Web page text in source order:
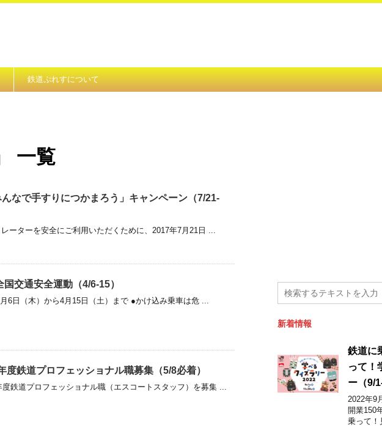
鉄道ぷれすについて
一覧
なで手すりにつかまろう」キャンペーン（7/21-
ーターを安全にご利用いただくために、2017年7月21日 ...
交通安全運動（4/6-15）
6日（木）から4月15日（土）まで ●かけ込み乗車は危 ...
度鉄道プロフェッショナル職募集（5/8必着）
鉄道プロフェッショナル職（エスコートスタッフ）を募集 ...
新着情報
鉄道に
って！
ー（9/
2022年9
開業150
乗って！